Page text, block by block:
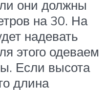
они должны
на 30. На
надевать
этого одеваем
Если высота
длина